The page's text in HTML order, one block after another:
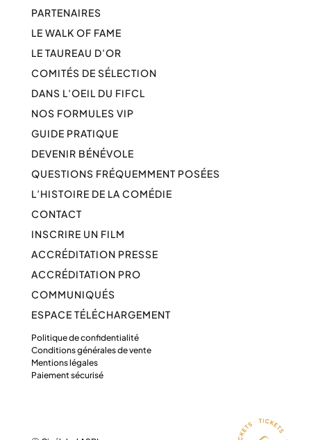
PARTENAIRES
LE WALK OF FAME
LE TAUREAU D’OR
COMITÉS DE SÉLECTION
DANS L’OEIL DU FIFCL
NOS FORMULES VIP
GUIDE PRATIQUE
DEVENIR BÉNÉVOLE
QUESTIONS FRÉQUEMMENT POSÉES
L’HISTOIRE DE LA COMÉDIE
CONTACT
INSCRIRE UN FILM
ACCRÉDITATION PRESSE
ACCRÉDITATION PRO
COMMUNIQUÉS
ESPACE TÉLÉCHARGEMENT
Politique de confidentialité
Conditions générales de vente
Mentions légales
Paiement sécurisé